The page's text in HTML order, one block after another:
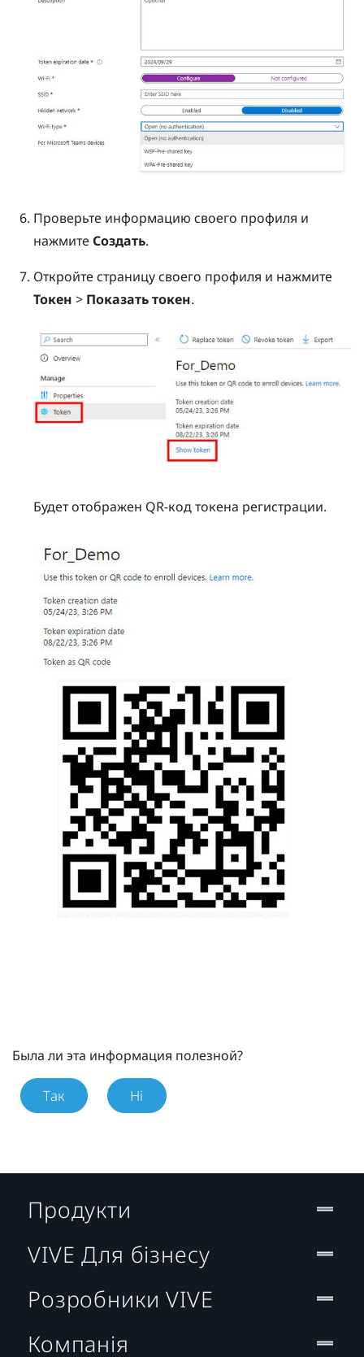
Проверьте информацию своего профиля и
нажмите Создать.
Откройте страницу своего профиля и нажмите
Токен > Показать токен.
Будет отображен QR-код токена регистрации.
Была ли эта информация полезной?
Так Ні
Продукти
VIVE Для бізнесу
Розробники VIVE
Компанія